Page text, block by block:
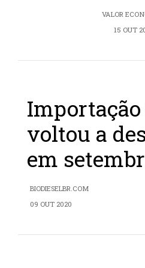
VALOR
15 OUT
voltou a
em
BIODIESELBR.COM
09 OUT 2020